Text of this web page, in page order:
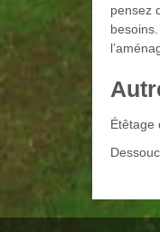
pensez
Étêtage